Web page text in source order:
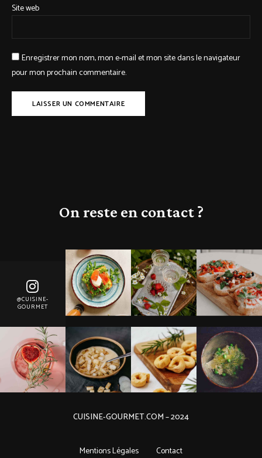
Site web
Enregistrer mon nom, mon e-mail et mon site dans le navigateur
pour mon prochain commentaire.
On reste en contact ?
@CUISINE-
GOURMET
CUISINE-GOURMET.COM – 2024
Mentions Légales Contact